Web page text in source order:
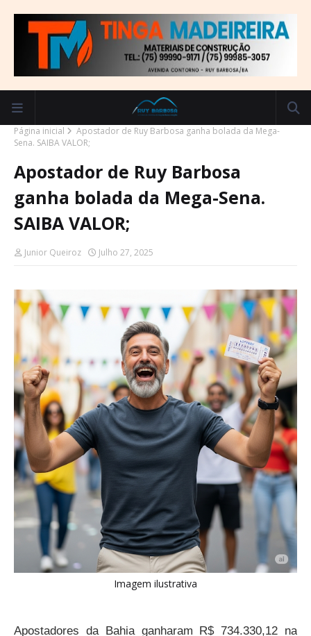
Página inicial
Apostador de Ruy Barbosa ganha bolada da Mega-
Sena. SAIBA VALOR;
Apostador de Ruy Barbosa
ganha bolada da Mega-Sena.
SAIBA VALOR;
Junior Queiroz Julho 27, 2025
Imagem ilustrativa
Apostadores da Bahia ganharam R$ 734.330,12 na